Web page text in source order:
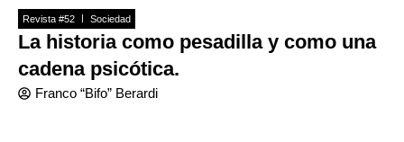
Revista #52 Sociedad
La historia como pesadilla y como una
cadena psicótica.
Franco “Bifo” Berardi